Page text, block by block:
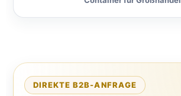
DIREKTE B2B-ANFRAGE